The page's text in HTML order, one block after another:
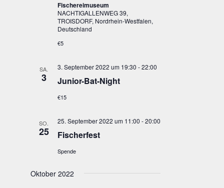
Fischereimuseum
NACHTIGALLENWEG 39,
TROISDORF, Nordrhein-Westfalen,
Deutschland
€5
SA.
3 Juni­or-Bat-Night
3. September 2022 um 19:30 -22:00
€15
SO.
25 Fischer­fest
25. September 2022 um 11:00 -20:00
Spende
Oktober 2022